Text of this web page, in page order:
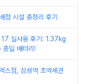
점 시설 총정리 후기
실사용 후기: 1.37kg
종일 배터리!
스점, 삼성역 초역세권